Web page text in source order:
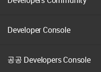
Developer Console
공공 Developers Console